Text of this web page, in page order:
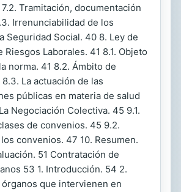
Tramitación, documentación
Irrenunciabilidad de los
Seguridad Social. 40 8. Ley de
Riesgos Laborales. 41 8.1. Objeto
norma. 41 8.2. Ámbito de
La actuación de las
públicas en materia de salud
Negociación Colectiva. 45 9.1.
de convenios. 45 9.2.
convenios. 47 10. Resumen.
51 Contratación de
53 1. Introducción. 54 2.
órganos que intervienen en